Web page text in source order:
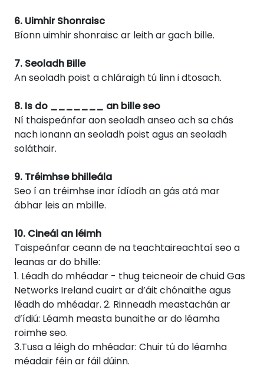
6. Uimhir Shonraisc
Bíonn uimhir shonraisc ar leith ar gach bille.
7. Seoladh Bille
An seoladh poist a chláraigh tú linn i dtosach.
8. Is do _______ an bille seo
Ní thaispeánfar aon seoladh anseo ach sa chás
nach ionann an seoladh poist agus an seoladh
soláthair.
9. Tréimhse bhilleála
Seo í an tréimhse inar ídíodh an gás atá mar
ábhar leis an mbille.
10. Cineál an léimh
Taispeánfar ceann de na teachtaireachtaí seo a
leanas ar do bhille:
1. Léadh do mhéadar - thug teicneoir de chuid Gas
Networks Ireland cuairt ar d’áit chónaithe agus
léadh do mhéadar. 2. Rinneadh meastachán ar
d’ídiú: Léamh measta bunaithe ar do léamha
roimhe seo.
3.Tusa a léigh do mhéadar: Chuir tú do léamha
méadair féin ar fáil dúinn.